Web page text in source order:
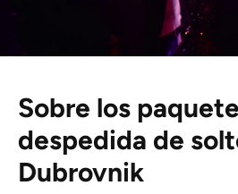
Sobre los
despedida de
Dubrovnik